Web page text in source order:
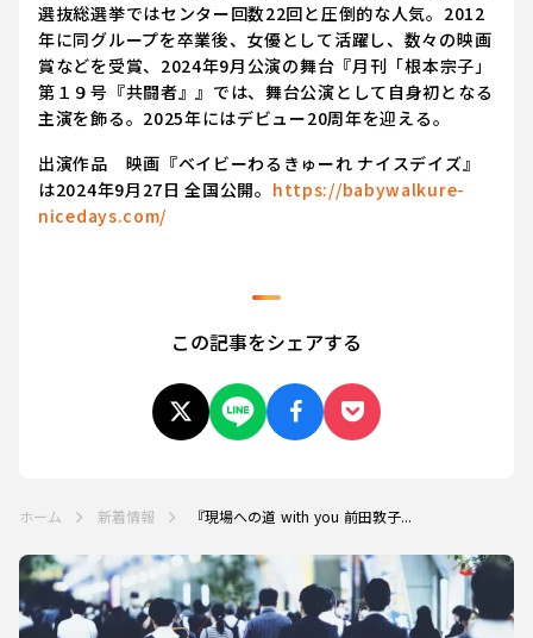
選抜総選挙ではセンター回数22回と圧倒的な人気。2012
年に同グループを卒業後、女優として活躍し、数々の映画
賞などを受賞、2024年9月公演の舞台『月刊「根本宗子」
第１９号『共闘者』』では、舞台公演として自身初となる
主演を飾る。2025年にはデビュー20周年を迎える。
出演作品 映画『ベイビーわるきゅーれ ナイスデイズ』
は2024年9月27日 全国公開。 https://babywalkure-
nicedays.com/
この記事をシェアする
ホーム 新着情報 『現場への道 with you 前田敦子...